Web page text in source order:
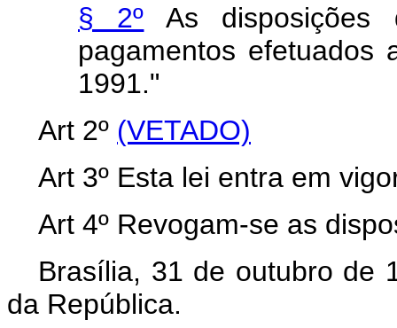
§ 2º As disposições
pagamentos efetuados
1991."
Art 2º (VETADO)
Art 3º Esta lei entra em
Art 4º Revogam-se as
Brasília, 31 de outubro de
da República.